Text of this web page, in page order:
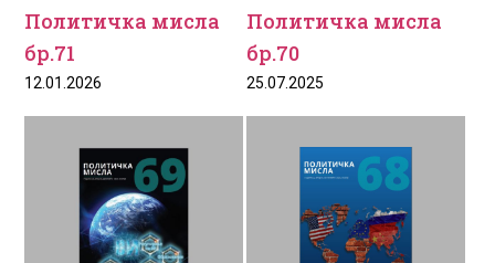
Политичка мисла
бр.71
12.01.2026
Политичка мисла
бр.70
25.07.2025